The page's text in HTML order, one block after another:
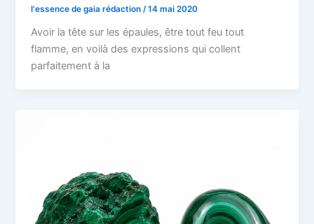
l'essence de gaia rédaction/14 mai 2020
Avoir la tête sur les épaules, être tout feu tout
flamme, en voilà des expressions qui collent
parfaitement à la